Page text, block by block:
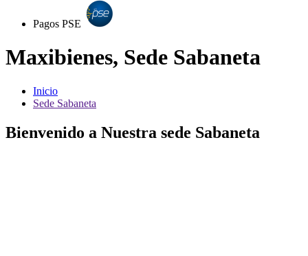
Pagos PSE
Maxibienes, Sede Sabaneta
Inicio
Sede Sabaneta
Bienvenido a Nuestra sede Sabaneta